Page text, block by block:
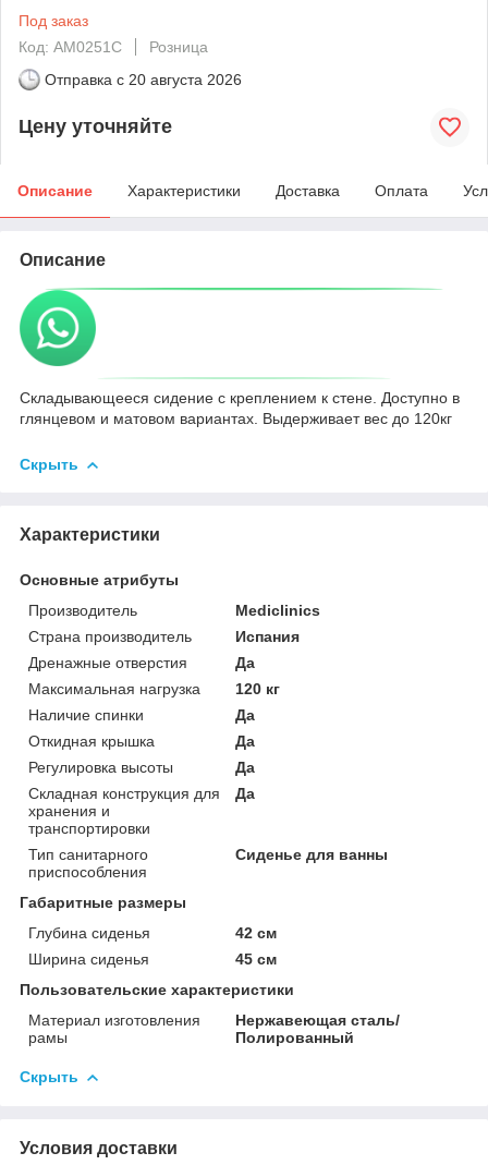
Под заказ
Код: AM0251C
Розница
Отправка с 20 августа 2026
Цену уточняйте
Описание Характеристики Доставка Оплата
Описание
Складывающееся сидение с креплением к стене. Доступно в
глянцевом и матовом вариантах. Выдерживает вес до 120кг
Скрыть
Характеристики
Основные атрибуты
Производитель
Mediclinics
Страна производитель
Испания
Дренажные отверстия
Да
Максимальная нагрузка
120 кг
Наличие спинки
Да
Откидная крышка
Да
Регулировка высоты
Да
Складная конструкция для
хранения и
транспортировки
Да
Тип санитарного
приспособления
Сиденье для ванны
Габаритные размеры
Глубина сиденья
42 см
Ширина сиденья
45 см
Пользовательские характеристики
Материал изготовления
рамы
Нержавеющая сталь/
Полированный
Скрыть
Условия доставки